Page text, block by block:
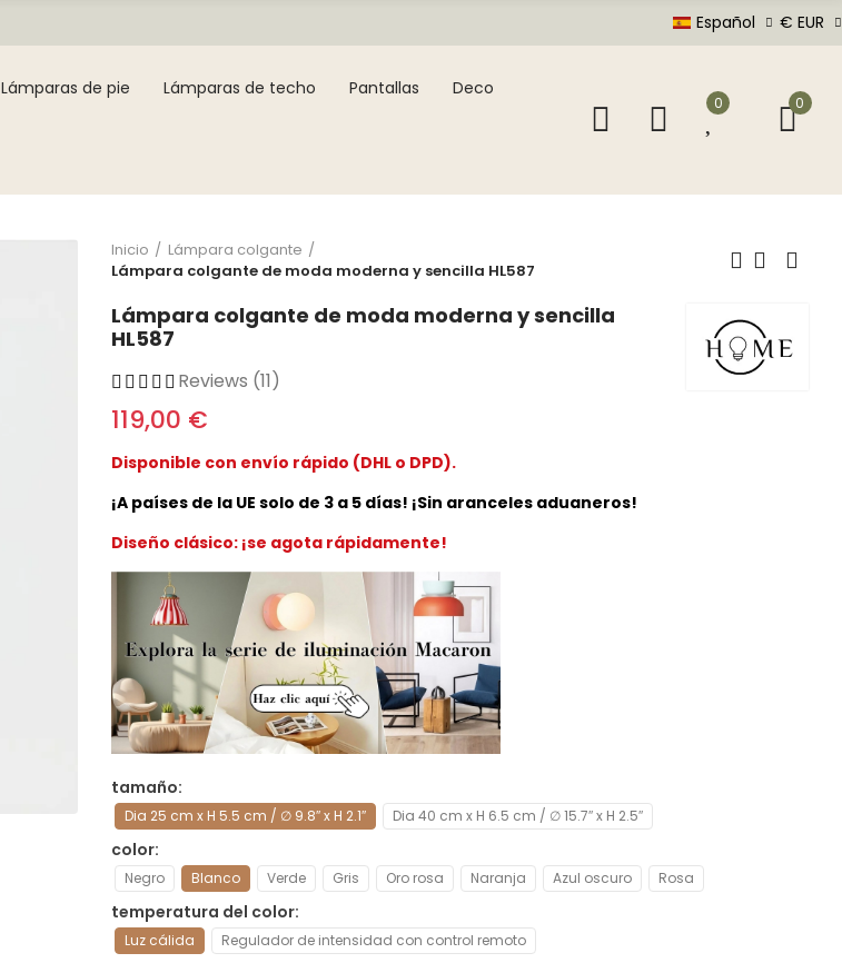
Español € EUR
Lámparas de pie Lámparas de techo Pantallas Deco
0 0
Inicio
Lámpara colgante
Lámpara colgante de moda moderna y sencilla HL587
Lámpara colgante de moda moderna y sencilla
HL587
Reviews (11)
119,00 €
Disponible con envío rápido (DHL o DPD).
¡A países de la UE solo de 3 a 5 días! ¡Sin aranceles aduaneros!
Diseño clásico: ¡se agota rápidamente!
tamaño
Dia 25 cm x H 5.5 cm / ∅ 9.8″ x H 2.1″ Dia 40 cm x H 6.5 cm / ∅ 15.7″ x H 2.5″
color
Negro Blanco Verde Gris Oro rosa Naranja Azul oscuro Rosa
temperatura del color
Luz cálida Regulador de intensidad con control remoto